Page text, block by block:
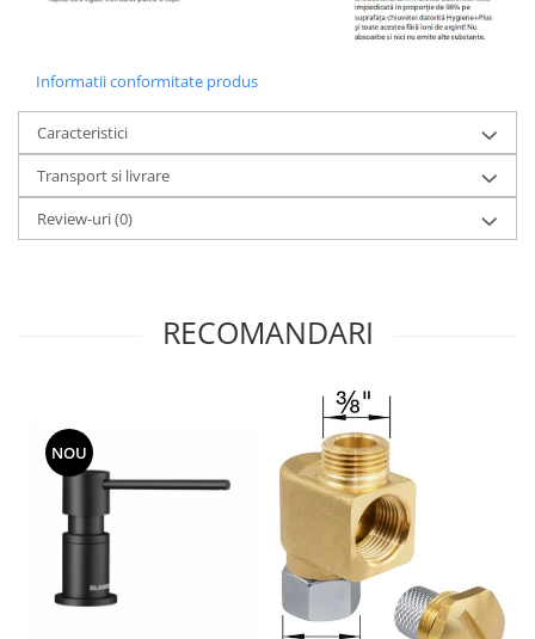
Informatii conformitate produs
Caracteristici
Transport si livrare
Review-uri(0)
RECOMANDARI
NOU